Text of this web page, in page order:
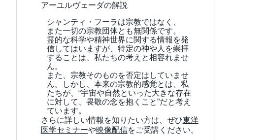
アーユルヴェーダの解説
シャンティ・フーラは宗教ではなく、
また一切の宗教団体とも無関係です。
霊的な科学や精神世界に関する情報を発
信してはいますが、特定の神や人を崇拝
することは、私たちの考えと相容れませ
ん。
また、宗教そのものを否定はしていませ
ん。しかし、本来の宗教的感覚とは、私
たちが、“宇宙や自然といった大きな存在
に対して、畏敬の念を抱くこと”だと考え
ています。
さらに詳しい情報を知りたい方は、ぜひ東洋
医学セミナーや映像配信をご受講ください。